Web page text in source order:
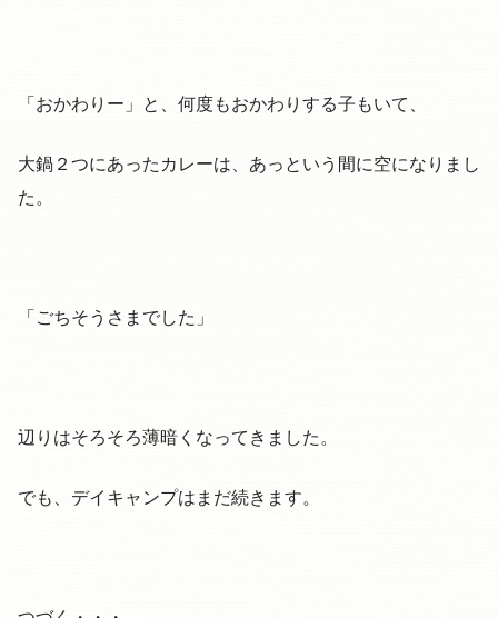
「おかわりー」と、何度もおかわりする子もいて、
大鍋２つにあったカレーは、あっという間に空になりまし
た。
「ごちそうさまでした」
辺りはそろそろ薄暗くなってきました。
でも、デイキャンプはまだ続きます。